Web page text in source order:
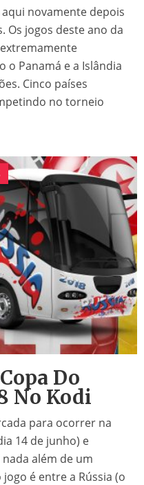
aqui novamente depois
Os jogos deste ano da
o Panamá e a Islândia
Cinco países
no torneio
Do
No Kodi
para ocorrer na
14 de junho) e
além de um
é entre a Rússia (o